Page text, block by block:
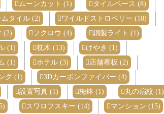
ムーンカット (1)
タイルベース (8)
ムタイル (2)
ワイルドストロベリー (10)
(2) フクロウ (4)
銅製ライト (1)
(1) 枕木 (13)
けやき (1)
(1) ホテル (3)
店舗看板 (2)
グ (1)
3Dカーボンファイバー (4)
設置写真 (1) 梅鉢 (1)
丸の扇紋 (1)
スワロフスキー (14)
マンション (15)